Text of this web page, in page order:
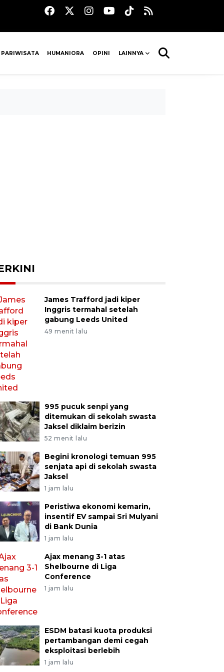
PARIWISATA HUMANIORA OPINI LAINNYA
James Trafford jadi kiper
Inggris termahal setelah
gabung Leeds United
49 menit lalu
995 pucuk senpi yang
ditemukan di sekolah swasta
Jaksel diklaim berizin
52 menit lalu
Begini kronologi temuan 995
senjata api di sekolah swasta
Jaksel
1 jam lalu
Peristiwa ekonomi kemarin,
insentif EV sampai Sri Mulyani
di Bank Dunia
1 jam lalu
Ajax menang 3-1 atas
Shelbourne di Liga
Conference
1 jam lalu
ESDM batasi kuota produksi
pertambangan demi cegah
eksploitasi berlebih
1 jam lalu